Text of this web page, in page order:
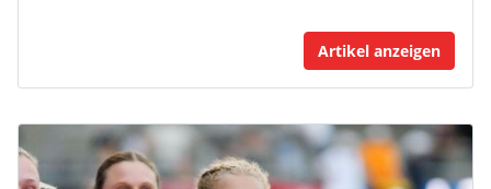
Artikel anzeigen